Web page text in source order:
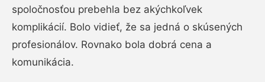
spoločnosťou prebehla bez akýchkoľvek
komplikácií. Bolo vidieť, že sa jedná o skúsených
profesionálov. Rovnako bola dobrá cena a
komunikácia.